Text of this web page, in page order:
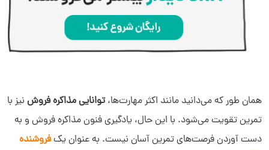
همان طور که می‌دانید مانند اکثر مهارت‌ها،توانایی مذاکره فروش نیز با
تمرین تقویت می‌شود. با این حال، یادگیری فنون مذاکره فروش و به
دست آوردن فرصت‌های تمرین آسان نیست. به عنوان یکفروشنده